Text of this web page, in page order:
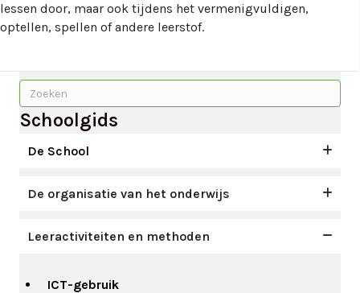
lessen door, maar ook tijdens het vermenigvuldigen,
optellen, spellen of andere leerstof.
Schoolgids
De School
De organisatie van het onderwijs
Leeractiviteiten en methoden
ICT-gebruik